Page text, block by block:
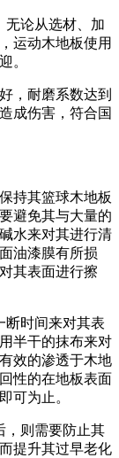
无论从选材、加
运动木地板使用
。
，耐磨系数达到
成伤害，符合国
持其篮球木地板
避免其与大量的
水来对其进行清
油漆膜有所损
其表面进行擦
断时间来对其表
半干的抹布来对
效的渗透于木地
性的在地板表面
可为止。
，则需要防止其
提升其过早老化